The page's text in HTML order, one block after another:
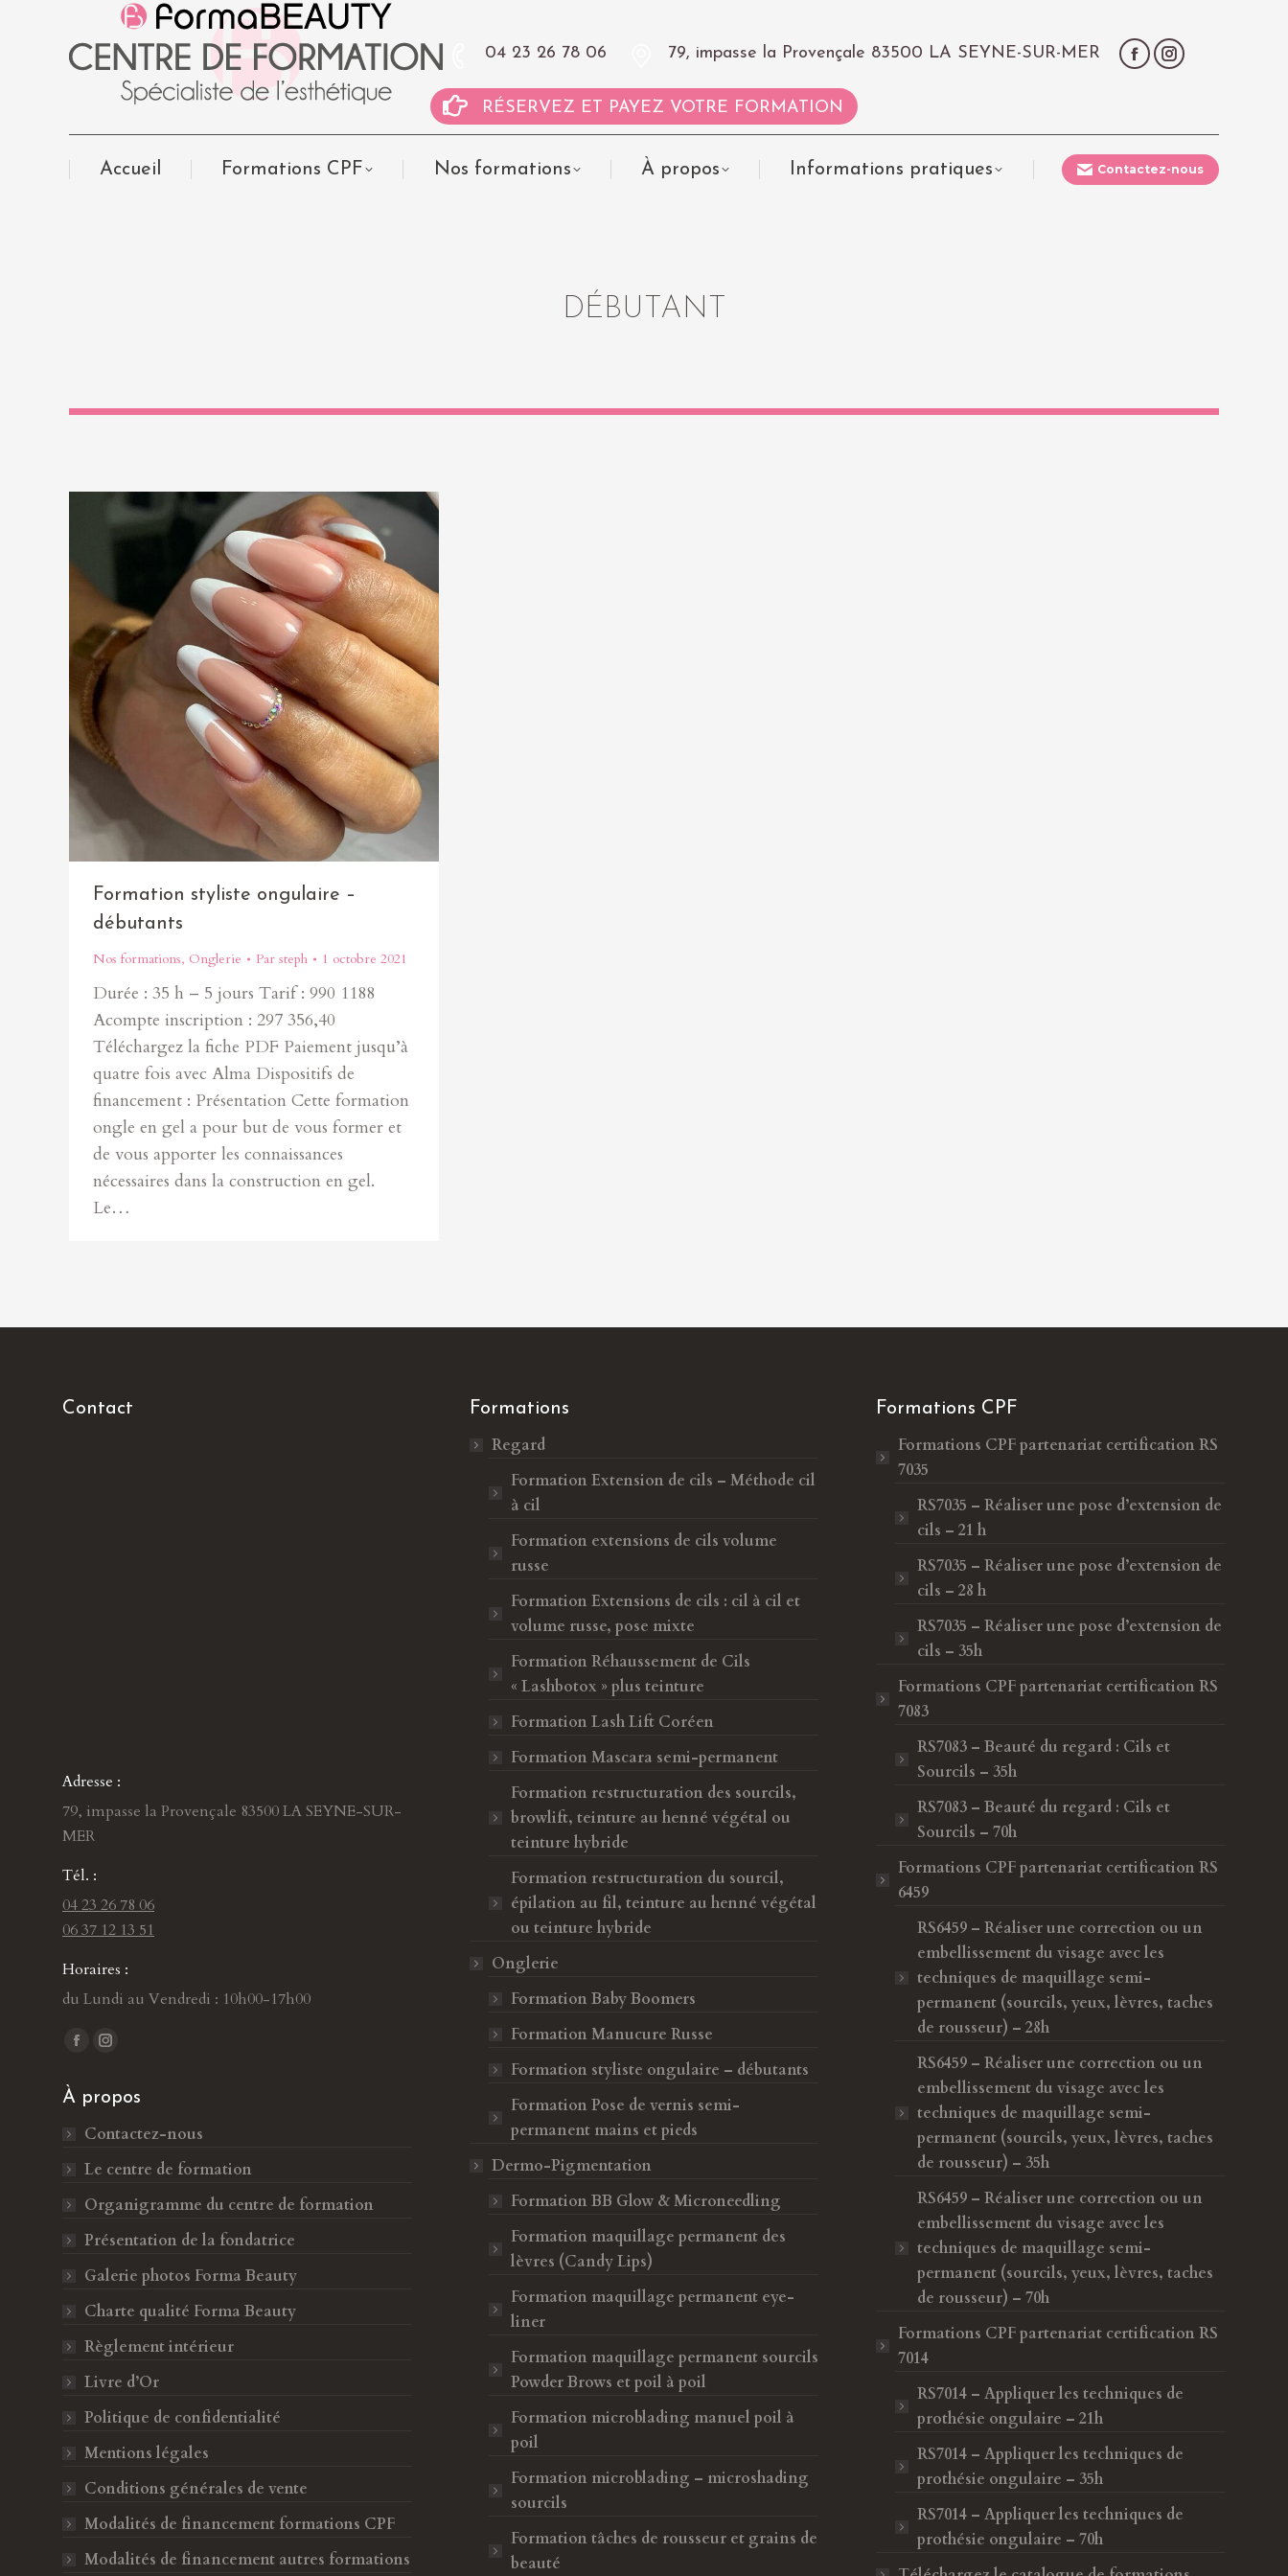
04 23 26 78 06 79, impasse la Provençale 83500 LA SEYNE-SUR-MER
RÉSERVEZ ET PAYEZ VOTRE FORMATION
Accueil Formations CPF Nos formations À propos Informations pratiques Contactez-nous
DÉBUTANT
Formation styliste ongulaire –
débutants
Nos formations, Onglerie Par steph 1 octobre 2021
Durée : 35 h – 5 jours Tarif : 990 1188
Acompte inscription : 297 356,40
Téléchargez la fiche PDF Paiement jusqu’à
quatre fois avec Alma Dispositifs de
financement : Présentation Cette formation
ongle en gel a pour but de vous former et
de vous apporter les connaissances
nécessaires dans la construction en gel.
Le…
Contact
Adresse :
79, impasse la Provençale 83500 LA SEYNE-SUR-
MER
Tél. :
04 23 26 78 06
06 37 12 13 51
Horaires :
du Lundi au Vendredi : 10h00-17h00
Trouvez nous sur :
L
p
e
o
k
L
p
e
I
s
t
r
s
'
u
v
À propos
Contactez-nous
Le centre de formation
Organigramme du centre de formation
Présentation de la fondatrice
Galerie photos Forma Beauty
Charte qualité Forma Beauty
Règlement intérieur
Livre d’Or
Politique de confidentialité
Mentions légales
Conditions générales de vente
Modalités de financement formations CPF
Modalités de financement autres formations
Formations
Regard
Formation Extension de cils – Méthode cil
à cil
Formation extensions de cils volume
russe
Formation Extensions de cils : cil à cil et
volume russe, pose mixte
Formation Réhaussement de Cils
« Lashbotox » plus teinture
Formation Lash Lift Coréen
Formation Mascara semi-permanent
Formation restructuration des sourcils,
browlift, teinture au henné végétal ou
teinture hybride
Formation restructuration du sourcil,
épilation au fil, teinture au henné végétal
ou teinture hybride
Onglerie
Formation Baby Boomers
Formation Manucure Russe
Formation styliste ongulaire – débutants
Formation Pose de vernis semi-
permanent mains et pieds
Dermo-Pigmentation
Formation BB Glow & Microneedling
Formation maquillage permanent des
lèvres (Candy Lips)
Formation maquillage permanent eye-
liner
Formation maquillage permanent sourcils
Powder Brows et poil à poil
Formation microblading manuel poil à
poil
Formation microblading – microshading
sourcils
Formation tâches de rousseur et grains de
beauté
Formations CPF
Formations CPFpartenariat certification RS
7035
RS7035 – Réaliser une pose d’extension de
cils – 21 h
RS7035 – Réaliser une pose d’extension de
cils – 28 h
RS7035 – Réaliser une pose d’extension de
cils – 35h
Formations CPFpartenariat certification RS
7083
RS7083 – Beauté du regard : Cils et
Sourcils – 35h
RS7083 – Beauté du regard : Cils et
Sourcils – 70h
Formations CPFpartenariat certification RS
6459
RS6459 – Réaliser une correction ou un
embellissement du visage avec les
techniques de maquillage semi-
permanent (sourcils, yeux, lèvres, taches
de rousseur) – 28h
RS6459 – Réaliser une correction ou un
embellissement du visage avec les
techniques de maquillage semi-
permanent (sourcils, yeux, lèvres, taches
de rousseur) – 35h
RS6459 – Réaliser une correction ou un
embellissement du visage avec les
techniques de maquillage semi-
permanent (sourcils, yeux, lèvres, taches
de rousseur) – 70h
Formations CPFpartenariat certification RS
7014
RS7014 – Appliquer les techniques de
prothésie ongulaire – 21h
RS7014 – Appliquer les techniques de
prothésie ongulaire – 35h
RS7014 – Appliquer les techniques de
prothésie ongulaire – 70h